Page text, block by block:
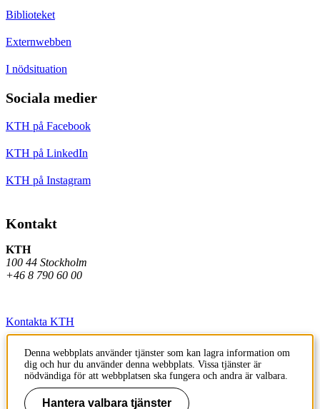
Biblioteket
Externwebben
I nödsituation
Sociala medier
KTH på Facebook
KTH på LinkedIn
KTH på Instagram
Kontakt
KTH
100 44 Stockholm
+46 8 790 60 00
Kontakta KTH
Jobba på KTH
Press och media
Faktura och betalning KTH
Denna webbplats använder tjänster som kan lagra information om
dig och hur du använder denna webbplats. Vissa tjänster är
nödvändiga för att webbplatsen ska fungera och andra är valbara.
Hantera valbara tjänster